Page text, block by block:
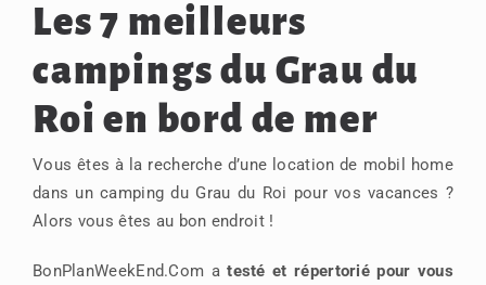
Les 7 meilleurs
campings du Grau du
Roi en bord de mer
Vous êtes à la recherche d’une location de mobil home
dans un camping du Grau du Roi pour vos vacances ?
Alors vous êtes au bon endroit !
BonPlanWeekEnd.Com atesté et répertorié pour vous